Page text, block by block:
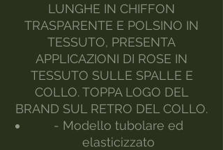
LUNGHE IN CHIFFON
TRASPARENTE E POLSINO IN
TESSUTO, PRESENTA
APPLICAZIONI DI ROSE IN
TESSUTO SULLE SPALLE E
COLLO. TOPPA LOGO DEL
BRAND SUL RETRO DEL COLLO.
- Modello tubolare ed
elasticizzato